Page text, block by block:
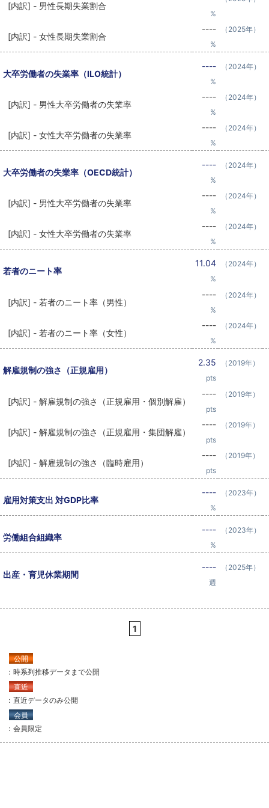
[内訳] - 男性長期失業割合
%
[内訳] - 女性長期失業割合
----
%
（2025年）
大卒労働者の失業率（ILO統計）
----
%
（2024年）
[内訳] - 男性大卒労働者の失業率
----
%
（2024年）
[内訳] - 女性大卒労働者の失業率
----
%
（2024年）
大卒労働者の失業率（OECD統計）
----
%
（2024年）
[内訳] - 男性大卒労働者の失業率
----
%
（2024年）
[内訳] - 女性大卒労働者の失業率
----
%
（2024年）
若者のニート率
11.04
%
（2024年）
[内訳] - 若者のニート率（男性）
----
%
（2024年）
[内訳] - 若者のニート率（女性）
----
%
（2024年）
解雇規制の強さ（正規雇用）
2.35
pts
（2019年）
[内訳] - 解雇規制の強さ（正規雇用・個別解雇）
----
pts
（2019年）
[内訳] - 解雇規制の強さ（正規雇用・集団解雇）
----
pts
（2019年）
[内訳] - 解雇規制の強さ（臨時雇用）
----
pts
（2019年）
雇用対策支出 対GDP比率
----
%
（2023年）
労働組合組織率
----
%
（2023年）
出産・育児休業期間
----
週
（2025年）
1
公開
：時系列推移データまで公開
直近
：直近データのみ公開
会員
：会員限定